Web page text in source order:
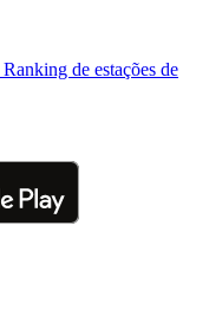
Ranking de estações de